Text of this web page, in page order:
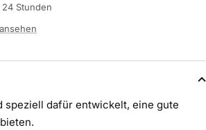
Stunden
speziell dafür entwickelt, eine gute